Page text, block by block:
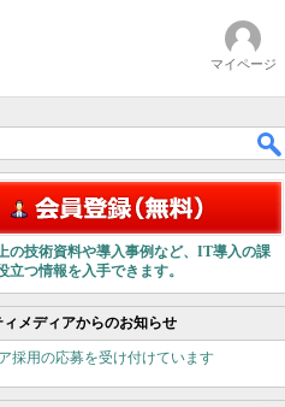
マイページ
の技術資料や導入事例など、IT導入の課
立つ情報を入手できます。
ィメディアからのお知らせ
採用の応募を受け付けています